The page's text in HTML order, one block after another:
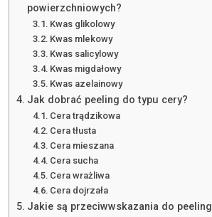
powierzchniowych?
Kwas glikolowy
Kwas mlekowy
Kwas salicylowy
Kwas migdałowy
Kwas azelainowy
Jak dobrać peeling do typu cery?
Cera trądzikowa
Cera tłusta
Cera mieszana
Cera sucha
Cera wrażliwa
Cera dojrzała
Jakie są przeciwwskazania do